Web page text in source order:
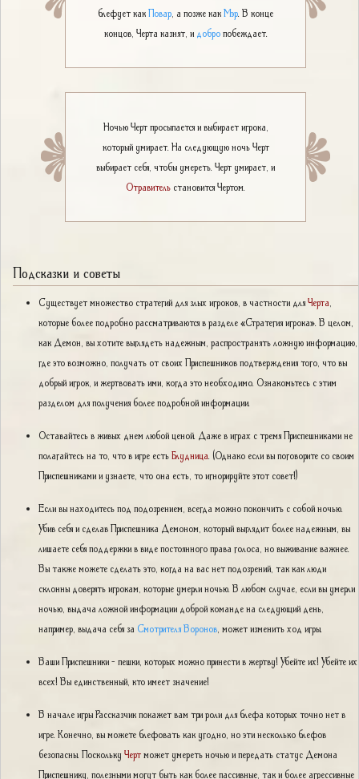
блефует какПовар , а позже какМэр . В конце
концов, Черта казнят, и добропобеждает.
Ночью Черт просыпается и выбирает игрока,
который умирает. На следующую ночь Черт
выбирает себя, чтобы умереть. Черт умирает, и
Отравитель становится Чертом.
Подсказки и советы
Существует множество стратегий для злых игроков, в частности дляЧерта
которые более подробно рассматриваются в разделе «Стратегия игрока». В целом,
как Демон, вы хотите выглядеть надежным, распространять ложную информацию,
где это возможно, получать от своих Приспешников подтверждения того, что вы
добрый игрок, и жертвовать ими, когда это необходимо. Ознакомьтесь с этим
разделом для получения более подробной информации.
Оставайтесь в живых днем любой ценой. Даже в играх с тремя Приспешниками не
полагайтесь на то, что в игре естьБлудница . (Однако если вы поговорите со своим
Приспешниками и узнаете, что она есть, то игнорируйте этот совет!)
Если вы находитесь под подозрением, всегда можно покончить с собой ночью.
Убив себя и сделав Приспешника Демоном, который выглядит более надежным, вы
лишаете себя поддержки в виде постоянного права голоса, но выживание важнее.
Вы также можете сделать это, когда на вас нет подозрений, так как люди
склонны доверять игрокам, которые умерли ночью. В любом случае, если вы умерли
ночью, выдача ложной информации доброй команде на следующий день,
например, выдача себя за Смотрителя Воронов , может изменить ход игры.
Ваши Приспешники - пешки, которых можно принести в жертву! Убейте их! Убейте их
всех! Вы единственный, кто имеет значение!
В начале игры Рассказчик покажет вам три роли для блефа которых точно нет в
игре. Конечно, вы можете блефовать как угодно, но эти несколько блефов
безопасны. Поскольку Чертможет умереть ночью и передать статус Демона
Приспешнику, полезными могут быть как более пассивные, так и более агрессивные